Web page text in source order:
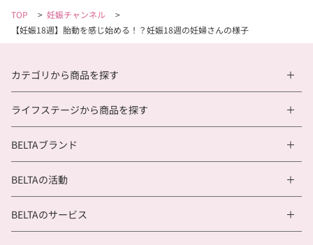
TOP > 妊娠チャンネル
>
【妊娠18週】胎動を感じ始める！？妊娠18週の妊婦さんの様子
カテゴリから商品を探す
ライフステージから商品を探す
BELTAブランド
BELTAの活動
BELTAのサービス